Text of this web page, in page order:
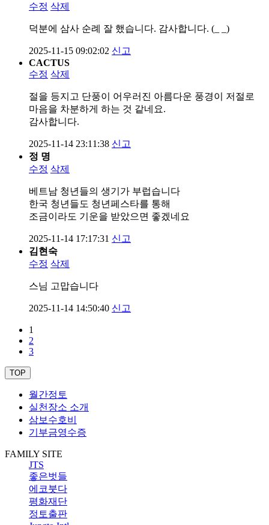
수정 삭제
덕분에 삼사 순례 잘 했습니다. 감사합니다. (_ _)
2025-11-15 09:02:02 신고
CACTUS
수정 삭제
절을 등지고 단풍이 어우러진 아름다운 풍경이 저절로
마음을 차분하게 하는 것 같네요.
감사합니다.
2025-11-14 23:11:38 신고
정 명
수정 삭제
베트남 청년들의 생기가 부럽습니다
한국 청년들도 청년페스타를 통해
조금이라도 기운을 받았으면 좋겠네요
2025-11-14 17:17:31 신고
김현숙
수정 삭제
스님 고맙습니다
2025-11-14 14:50:40 신고
1
2
3
TOP
월간정토
실천장소 소개
삼보수호비
기부금영수증
FAMILY SITE
JTS
좋은벗들
에코붓다
평화재단
정토출판